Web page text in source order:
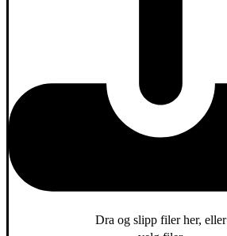
Dra og slipp filer her, eller